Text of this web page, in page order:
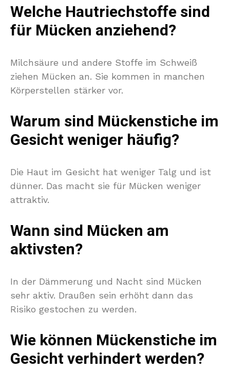
Welche Hautriechstoffe sind
für Mücken anziehend?
Milchsäure und andere Stoffe im Schweiß
ziehen Mücken an. Sie kommen in manchen
Körperstellen stärker vor.
Warum sind Mückenstiche im
Gesicht weniger häufig?
Die Haut im Gesicht hat weniger Talg und ist
dünner. Das macht sie für Mücken weniger
attraktiv.
Wann sind Mücken am
aktivsten?
In der Dämmerung und Nacht sind Mücken
sehr aktiv. Draußen sein erhöht dann das
Risiko gestochen zu werden.
Wie können Mückenstiche im
Gesicht verhindert werden?